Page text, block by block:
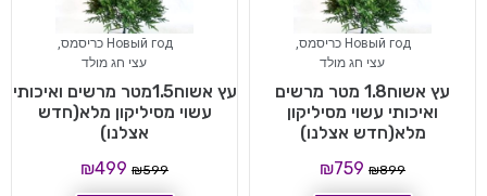
Новый год כריסמס
,
עצי חג מולד
עץ אשוח1.8 מטר מרשים
ואיכותי עשוי מסיליקון
מלא(חדש אצלנו)
₪899
₪759
Новый год כריסמס
,
עצי חג מולד
עץ אשוח1.5מטר מרשים ואיכותי
עשוי מסיליקון מלא(חדש
אצלנו)
₪599
₪499